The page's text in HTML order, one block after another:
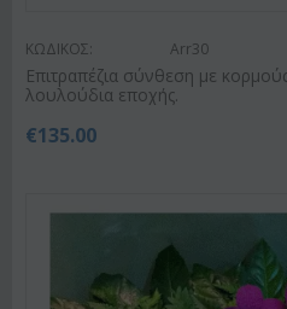
ΚΩΔΙΚΟΣ: Arr30
Επιτραπέζια σύνθεση με
λουλούδια εποχής.
€135.00